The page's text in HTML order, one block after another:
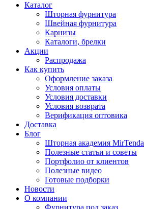
Каталог
Шторная фурнитура
Швейная фурнитура
Карнизы
Каталоги, брелки
Акции
Распродажа
Как купить
Оформление заказа
Условия оплаты
Условия доставки
Условия возврата
Верификация оптовика
Доставка
Блог
Шторная академия MirTenda
Полезные статьи и советы
Портфолио от клиентов
Полезные видео
Готовые подборки
Новости
О компании
Фурнитура под заказ